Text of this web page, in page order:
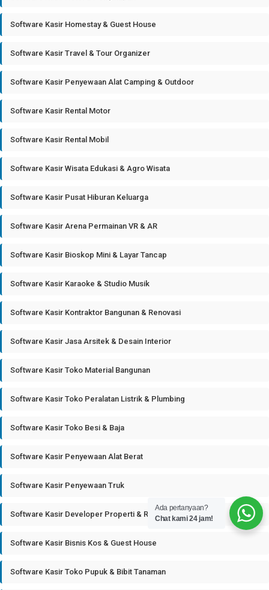
Software Kasir Homestay & Guest House
Software Kasir Travel & Tour Organizer
Software Kasir Penyewaan Alat Camping & Outdoor
Software Kasir Rental Motor
Software Kasir Rental Mobil
Software Kasir Wisata Edukasi & Agro Wisata
Software Kasir Pusat Hiburan Keluarga
Software Kasir Arena Permainan VR & AR
Software Kasir Bioskop Mini & Layar Tancap
Software Kasir Karaoke & Studio Musik
Software Kasir Kontraktor Bangunan & Renovasi
Software Kasir Jasa Arsitek & Desain Interior
Software Kasir Toko Material Bangunan
Software Kasir Toko Peralatan Listrik & Plumbing
Software Kasir Toko Besi & Baja
Software Kasir Penyewaan Alat Berat
Software Kasir Penyewaan Truk
Software Kasir Developer Properti & Real Estate
Software Kasir Bisnis Kos & Guest House
Software Kasir Toko Pupuk & Bibit Tanaman
Ada pertanyaan?
Chat kami 24 jam!